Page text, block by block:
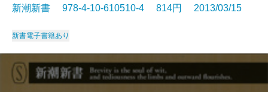
新潮新書 978-4-10-610510-4 814円 2013/03/15
新書電子書籍あり